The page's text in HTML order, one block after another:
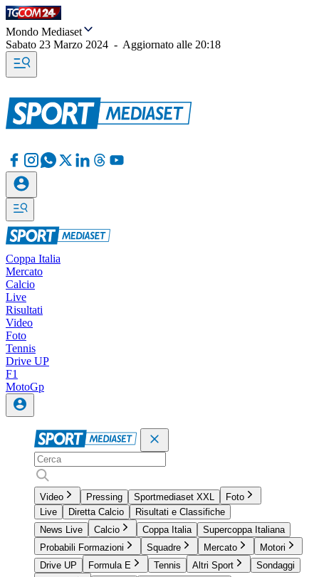
Mondo Mediaset
Sabato 23 Marzo 2024 - Aggiornato alle 20:18
Coppa Italia
Mercato
Calcio
Live
Risultati
Video
Foto
Tennis
Drive UP
F1
MotoGp
Video Pressing Sportmediaset XXL
Foto
Live
Diretta Calcio
Risultati e Classifiche
News Live
Calcio Coppa Italia
Supercoppa Italiana
Probabili Formazioni
Squadre Mercato
Motori
Drive UP
Formula E Tennis Altri Sport
Sondaggi